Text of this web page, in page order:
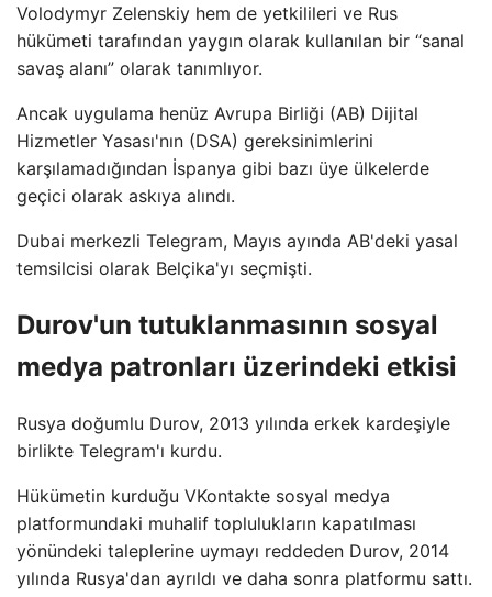
Volodymyr Zelenskiy hem de yetkilileri ve Rus
hükümeti tarafından yaygın olarak kullanılan bir “sanal
savaş alanı” olarak tanımlıyor.
Ancak uygulama henüz Avrupa Birliği (AB) Dijital
Hizmetler Yasası'nın (DSA) gereksinimlerini
karşılamadığından İspanya gibi bazı üye ülkelerde
geçici olarak askıya alındı.
Dubai merkezli Telegram, Mayıs ayında AB'deki yasal
temsilcisi olarak Belçika'yı seçmişti.
Durov'un tutuklanmasının sosyal
medya patronları üzerindeki etkisi
Rusya doğumlu Durov, 2013 yılında erkek kardeşiyle
birlikte Telegram'ı kurdu.
Hükümetin kurduğu VKontakte sosyal medya
platformundaki muhalif toplulukların kapatılması
yönündeki taleplerine uymayı reddeden Durov, 2014
yılında Rusya'dan ayrıldı ve daha sonra platformu sattı.